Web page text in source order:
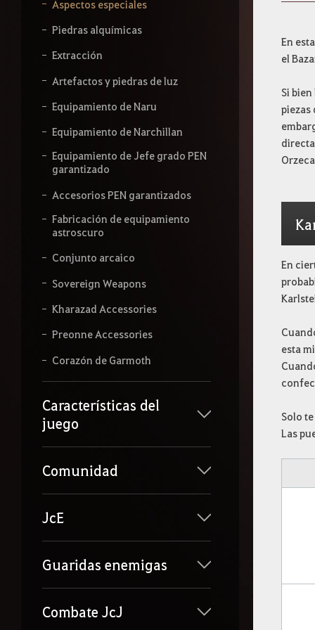
Aspectos especiales
Piedras alquímicas
Extracción
Artefactos y piedras de luz
Equipamiento de Naru
Equipamiento de Narchillan
Equipamiento de Jefe grado PEN
garantizado
Accesorios PEN garantizados
Fabricación de equipamiento
astroscuro
Conjunto arcaico
Sovereign Weapons
Kharazad Accessories
Preonne Accessories
Corazón de Garmoth
Características del
juego
Comunidad
JcE
Guaridas enemigas
Combate JcJ
En
el
Si
piezas
En
esta
Solo
Las